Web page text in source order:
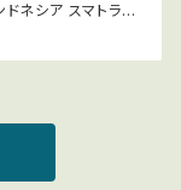
ネシア スマトラリ
ットハル INDONES
LINGTONG
浅煎り コーヒ